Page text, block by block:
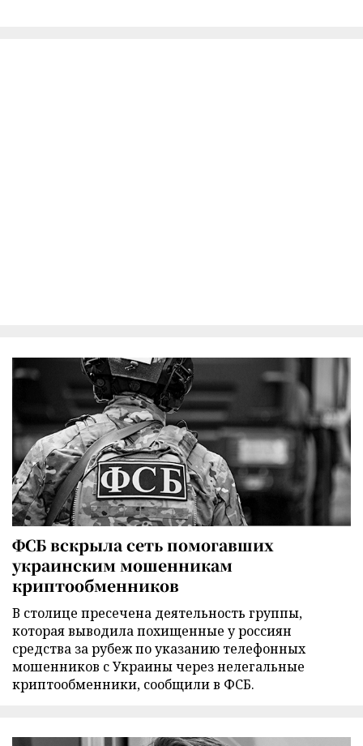
ФСБ вскрыла сеть помогавших
украинским мошенникам
криптообменников
В столице пресечена деятельность группы,
которая выводила похищенные у россиян
средства за рубеж по указанию телефонных
мошенников с Украины через нелегальные
криптообменники, сообщили в ФСБ.